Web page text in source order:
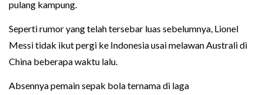
pulang kampung.
Seperti rumor yang telah tersebar luas sebelumnya, Lionel
Messi tidak ikut pergi ke Indonesia usai melawan Australi di
China beberapa waktu lalu.
Absennya pemain sepak bola ternama di laga